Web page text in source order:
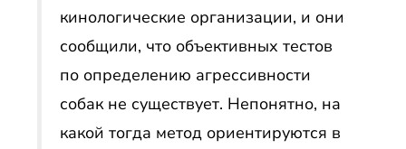
кинологические организации, и они
сообщили, что объективных тестов
по определению агрессивности
собак не существует. Непонятно, на
какой тогда метод ориентируются в